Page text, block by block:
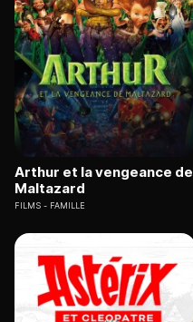
Arthur et la vengeance de
Maltazard
FILMS FAMILLE